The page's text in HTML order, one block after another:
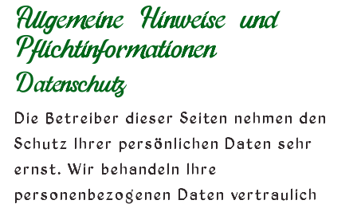
Allgemeine Hinweise und
Pflicht­informationen
Datenschutz
Die Betreiber dieser Seiten nehmen den
Schutz Ihrer persönlichen Daten sehr
ernst. Wir behandeln Ihre
personenbezogenen Daten vertraulich